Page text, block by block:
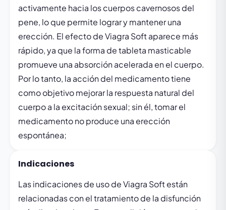
activamente hacia los cuerpos cavernosos del
pene, lo que permite lograr y mantener una
erección. El efecto de Viagra Soft aparece más
rápido, ya que la forma de tableta masticable
promueve una absorción acelerada en el cuerpo.
Por lo tanto, la acción del medicamento tiene
como objetivo mejorar la respuesta natural del
cuerpo a la excitación sexual; sin él, tomar el
medicamento no produce una erección
espontánea;
Indicaciones
Las indicaciones de uso de Viagra Soft están
relacionadas con el tratamiento de la disfunción